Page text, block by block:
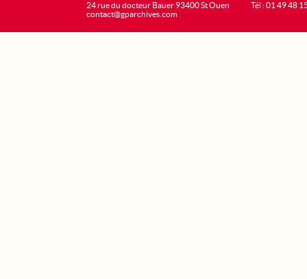
24 rue du docteur Bauer 93400 St Ouen
contact@gparchives.com
Tél : 01 49 48